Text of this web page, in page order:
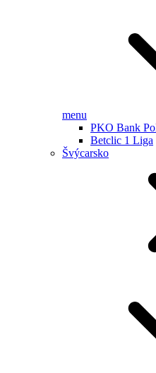
menu
PKO Bank
Betclic 1 Liga
Švýcarsko